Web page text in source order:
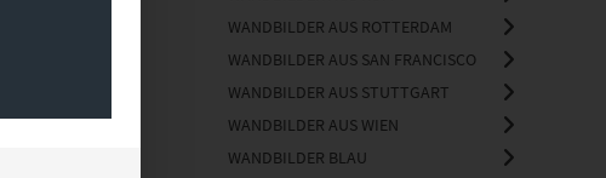
WANDBILDER AUS ROTTERDAM
WANDBILDER AUS SAN FRANCISCO
WANDBILDER AUS STUTTGART
WANDBILDER AUS WIEN
WANDBILDER BLAU